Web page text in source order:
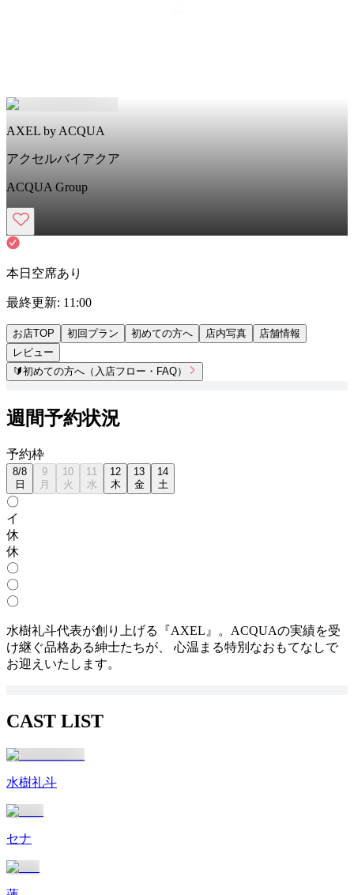
AXEL by ACQUA
アクセルバイアクア
ACQUA Group
本日空席あり
最終更新: 11:00
お店TOP 初回プラン 初めての方へ 店内写真
店舗情報
レビュー
🔰初めての方へ（入店フロー・FAQ）
週間予約状況
予約枠
8/8
日
9
月
10
火
11
水
12
木
13
金
14
土
〇
イ
休
休
〇
〇
〇
水樹礼斗代表が創り上げる『AXEL』。ACQUAの実績を受
け継ぐ品格ある紳士たちが、 心温まる特別なおもてなしで
お迎えいたします。
CAST LIST
水樹礼斗
セナ